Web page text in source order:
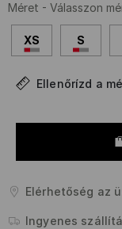
Méret - Válasszon
XS S
Ellenőrízd a
Elérhetőség az
Ingyenes